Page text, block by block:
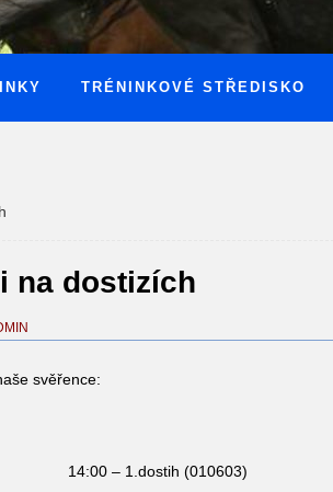
TRÉNINKOVÉ STŘEDISKO
na dostizích
svěřence:
14:00 – 1.dostih (010603)